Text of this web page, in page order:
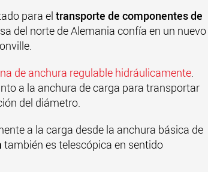
para el transporte de componentes de
del norte de Alemania confía en un nuevo
de anchura regulable hidráulicamente.
a la anchura de carga para transportar
del diámetro.
a la carga desde la anchura básica de
también es telescópica en sentido